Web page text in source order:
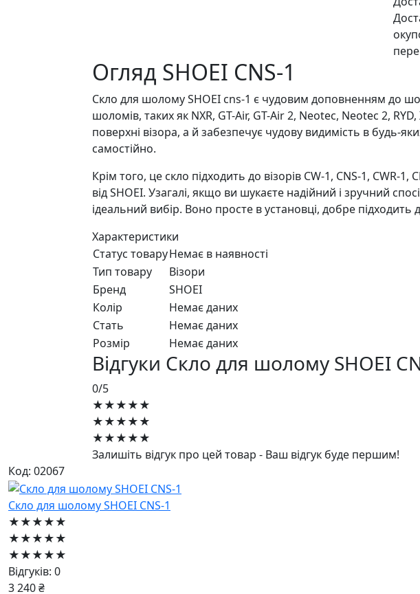
Огляд SHOEI CNS-1
Скло для шолому SHOEI cns-1 є чудовим доповненням до
шоломів, таких як NXR, GT-Air, GT-Air 2, Neotec, Neotec 2,
поверхні візора, а й забезпечує чудову видимість в будь-
самостійно.
Крім того, це скло підходить до візорів CW-1, CNS-1,
від SHOEI. Узагалі, якщо ви шукаєте надійний і зручний
ідеальний вибір. Воно просте в установці, добре
Характеристики
Статус товаруНемає в наявності
Тип товару
Візори
Бренд
SHOEI
Колір
Немає даних
Стать
Немає даних
Розмір
Немає даних
Відгуки Скло для шолому SHOEI
0/5
★★★★★
★★★★★
★★★★★
Залишіть відгук про цей товар - Ваш відгук буде першим!
Код: 02067
Скло для шолому SHOEI CNS-1
★★★★★
★★★★★
★★★★★
Відгуків: 0
3 240 ₴